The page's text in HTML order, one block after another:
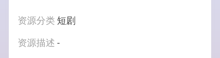
资源分类 短剧
资源描述-